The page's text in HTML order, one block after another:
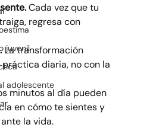
juvenil
adolescente
Cada vez que tu
regresa con
La transformación
diaria, no con la
minutos al día pueden
en cómo te sientes y
la vida.